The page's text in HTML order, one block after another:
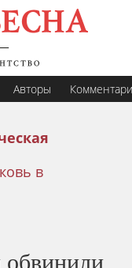
Авторы
в
обвинили